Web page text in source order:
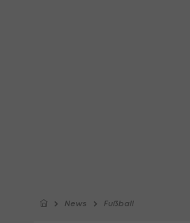
News Fußball